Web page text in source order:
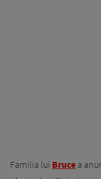
Familia lui Bruce a